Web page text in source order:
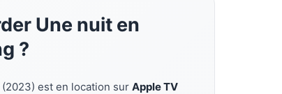
Une nuit en
?
(2023) est en location surApple TV